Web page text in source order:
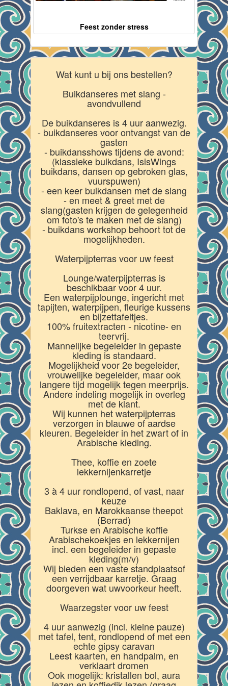
Feest zonder stress
Wat kunt u bij ons bestellen?
Buikdanseres met slang -
avondvullend
De buikdanseres is 4 uur aanwezig.
- buikdanseres voor ontvangst van de
gasten
- buikdansshows tijdens de avond:
(klassieke buikdans, IsisWings
buikdans, dansen op gebroken glas,
vuurspuwen)
- een keer buikdansen met de slang
- en meet & greet met de
slang(gasten krijgen de gelegenheid
om foto's te maken met de slang)
- buikdans workshop behoort tot de
mogelijkheden.
Waterpijpterras voor uw feest
Lounge/waterpijpterras is
beschikbaar voor 4 uur.
Een waterpijplounge, ingericht met
tapijten, waterpijpen, fleurige kussens
en bijzettafeltjes.
100% fruitextracten - nicotine- en
teervrij.
Mannelijke begeleider in gepaste
kleding is standaard.
Mogelijkheid voor 2e begeleider,
vrouwelijke begeleider, maar ook
langere tijd mogelijk tegen meerprijs.
Andere indeling mogelijk in overleg
met de klant.
Wij kunnen het waterpijpterras
verzorgen in blauwe of aardse
kleuren. Begeleider in het zwart of in
Arabische kleding.
Thee, koffie en zoete
lekkernijenkarretje
3 à 4 uur rondlopend, of vast, naar
keuze
Baklava, en Marokkaanse theepot
(Berrad)
Turkse en Arabische koffie
Arabischekoekjes en lekkernijen
incl. een begeleider in gepaste
kleding(m/v)
Wij bieden een vaste standplaatsof
een verrijdbaar karretje. Graag
doorgeven wat uwvoorkeur heeft.
Waarzegster voor uw feest
4 uur aanwezig (incl. kleine pauze)
met tafel, tent, rondlopend of met een
echte gipsy caravan
Leest kaarten, en handpalm, en
verklaart dromen
Ook mogelijk: kristallen bol, aura